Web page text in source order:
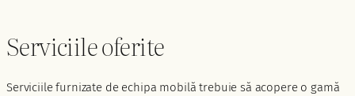
Serviciile oferite
Serviciile furnizate de echipa mobilă trebuie să acopere o gamă